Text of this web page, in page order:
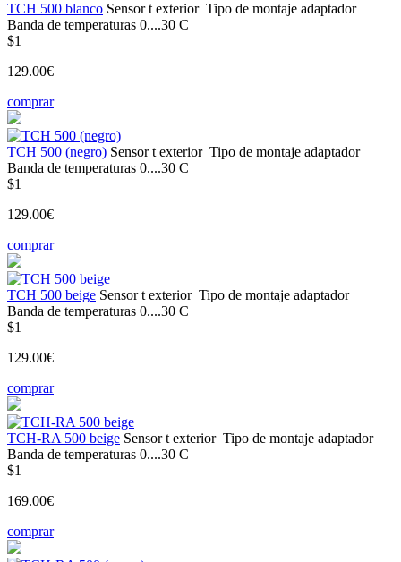
TCH 500 blanco Sensor t exterior Tipo de montaje adaptador
Banda de temperaturas 0....30 С
$1
129.00€
comprar
TCH 500 (negro) Sensor t exterior Tipo de montaje adaptador
Banda de temperaturas 0....30 С
$1
129.00€
comprar
TCH 500 beige Sensor t exterior Tipo de montaje adaptador
Banda de temperaturas 0....30 С
$1
129.00€
comprar
TCH-RA 500 beige Sensor t exterior Tipo de montaje adaptador
Banda de temperaturas 0....30 С
$1
169.00€
comprar